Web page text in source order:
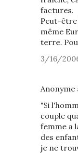
factures.
Peut-être
même
terre.
3/16/
"Si
couple
femme a
des
je ne